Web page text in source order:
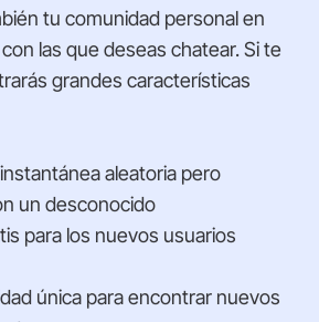
tu comunidad personal en
las que deseas chatear. Si te
grandes características
aleatoria pero
un desconocido
para los nuevos usuarios
única para encontrar nuevos